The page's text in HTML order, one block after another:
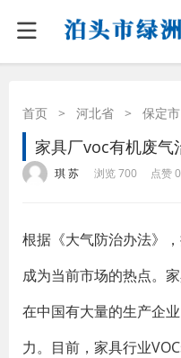
首页 > 河北省 > 保定市
家具厂voc有机废气
琪 苏 浏览 700 点赞 0
根据《大气防治办法》
成为当前市场的热点。
在中国有大量的生产企
力。目前，家具行业